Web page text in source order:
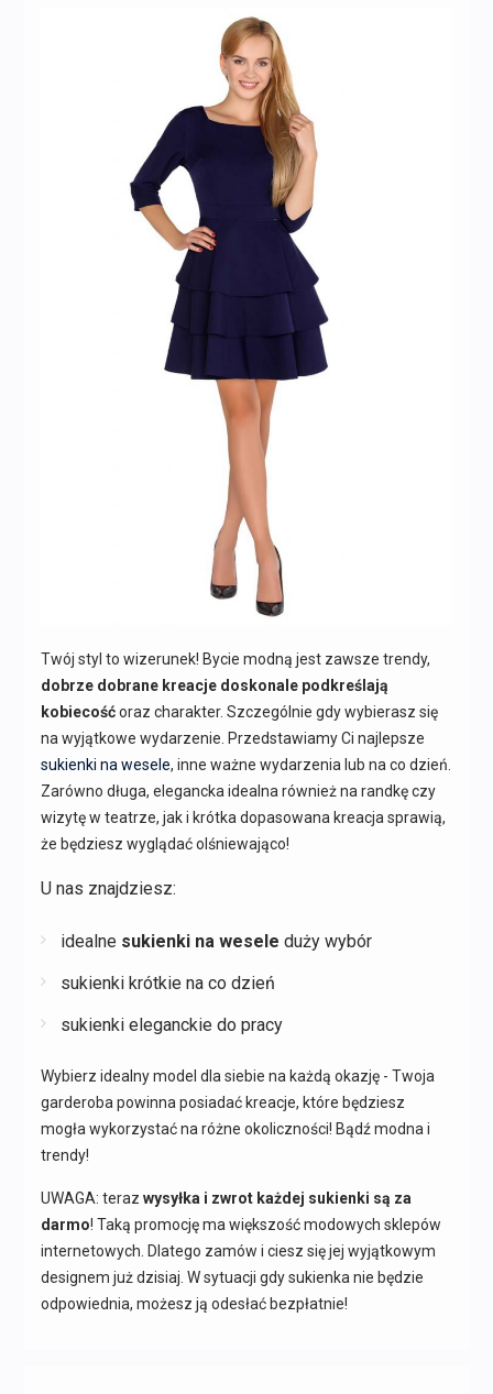
Twój styl to wizerunek! Bycie modną jest zawsze trendy,
dobrze dobrane kreacje doskonale podkreślają
kobiecośćoraz charakter. Szczególnie gdy wybierasz się
na wyjątkowe wydarzenie. Przedstawiamy Ci najlepsze
sukienki na wesele, inne ważne wydarzenia lub na co dzień.
Zarówno długa, elegancka idealna również na randkę czy
wizytę w teatrze, jak i krótka dopasowana kreacja sprawią,
że będziesz wyglądać olśniewająco!
U nas znajdziesz:
idealne sukienki na wesele duży wybór
sukienki krótkie na co dzień
sukienki eleganckie do pracy
Wybierz idealny model dla siebie na każdą okazję - Twoja
garderoba powinna posiadać kreacje, które będziesz
mogła wykorzystać na różne okoliczności! Bądź modna i
trendy!
UWAGA: teraz wysyłka i zwrot każdej sukienki są za
darmo! Taką promocję ma większość modowych sklepów
internetowych. Dlatego zamów i ciesz się jej wyjątkowym
designem już dzisiaj. W sytuacji gdy sukienka nie będzie
odpowiednia, możesz ją odesłać bezpłatnie!